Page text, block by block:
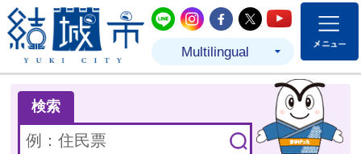
結城市公式LINE
結城市公式Instagram
結城市公式
結城市公式
結城市
Multilingual
検索